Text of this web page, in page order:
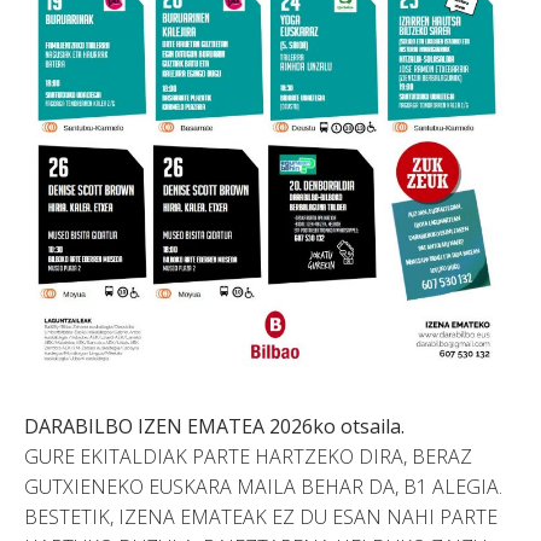
DARABILBO IZEN EMATEA 2026ko otsaila.
GURE EKITALDIAK PARTE HARTZEKO DIRA, BERAZ
GUTXIENEKO EUSKARA MAILA BEHAR DA, B1 ALEGIA.
BESTETIK, IZENA EMATEAK EZ DU ESAN NAHI PARTE